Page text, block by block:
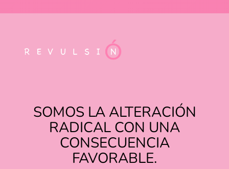
SOMOS LA ALTERACIÓN
RADICAL CON UNA
CONSECUENCIA
FAVORABLE.